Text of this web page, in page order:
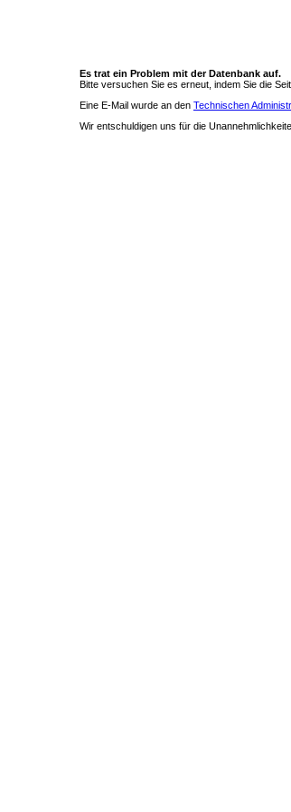
Es trat ein Problem mit der Datenbank auf.
Bitte versuchen Sie es erneut, indem Sie die
Eine E-Mail wurde an den Technischen
Wir entschuldigen uns für die